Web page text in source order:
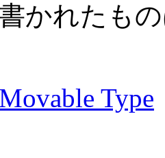
かれたも
Movable Type